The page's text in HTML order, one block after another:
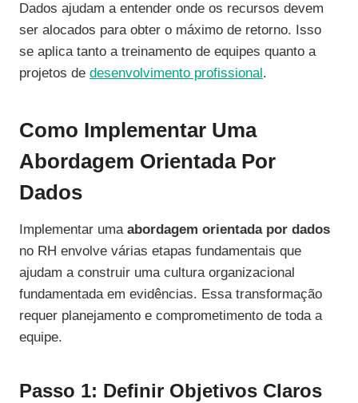
Dados ajudam a entender onde os recursos devem
ser alocados para obter o máximo de retorno. Isso
se aplica tanto a treinamento de equipes quanto a
projetos de desenvolvimento profissional .
Como Implementar Uma
Abordagem Orientada Por
Dados
Implementar uma abordagem orientada por dados
no RH envolve várias etapas fundamentais que
ajudam a construir uma cultura organizacional
fundamentada em evidências. Essa transformação
requer planejamento e comprometimento de toda a
equipe.
Passo 1: Definir Objetivos Claros